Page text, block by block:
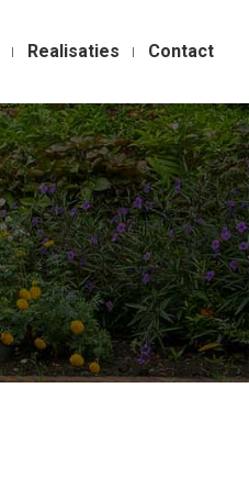
Realisaties Contact